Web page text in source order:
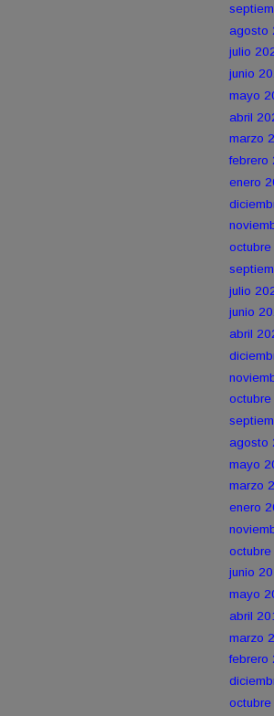
agosto
julio
junio
mayo
abril
marzo
febrero
enero
julio
junio
abril
agosto
mayo
marzo
enero
junio
mayo
abril
marzo
febrero